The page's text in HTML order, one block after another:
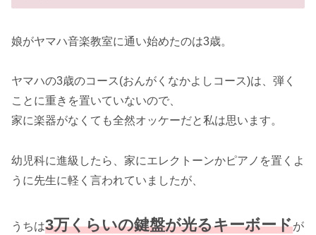
娘がヤマハ音楽教室に通い始めたのは3歳。
ヤマハの3歳のコース(おんがくなかよしコース)は、弾く
ことに重きを置いていないので、
家に楽器がなくても全然オッケーだと私は思います。
幼児科に進級したら、家にエレクトーンかピアノを置くよ
うに先生に軽く言われていましたが、
うちは3万くらいの鍵盤が光るキーボードが